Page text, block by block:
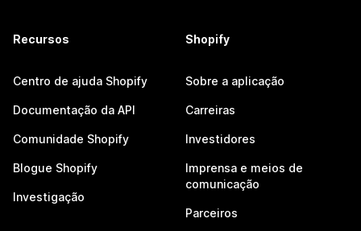
Recursos
Centro de ajuda Shopify
Documentação da API
Comunidade Shopify
Blogue Shopify
Investigação
Shopify
Sobre a aplicação
Carreiras
Investidores
Imprensa e meios de
comunicação
Parceiros